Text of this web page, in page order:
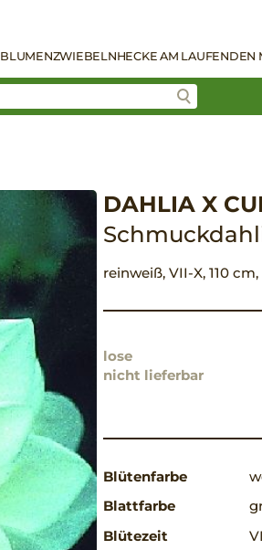
BLUMENZWIEBELNHECKE AM LAUFENDEN
DAHLIA X
reinweiß, VII-X, 110
lose
nicht lieferbar
Blütenfarbe
Blattfarbe
Blütezeit